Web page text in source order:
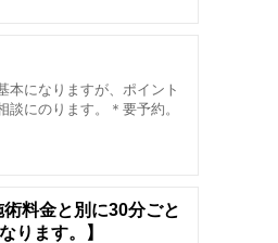
になりますが、ポイント
談にのります。＊要予約。
料金と別に30分ごと
ります。】